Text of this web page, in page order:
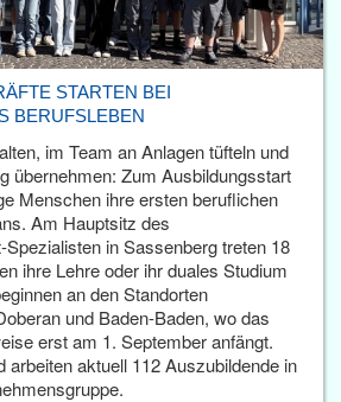
STARTEN BEI
BERUFSLEBEN
im Team an Anlagen tüfteln und
übernehmen: Zum Ausbildungsstart
Menschen ihre ersten beruflichen
Am Hauptsitz des
in Sassenberg treten 18
ihre Lehre oder ihr duales Studium
an den Standorten
und Baden-Baden, wo das
erst am 1. September anfängt.
arbeiten aktuell 112 Auszubildende in